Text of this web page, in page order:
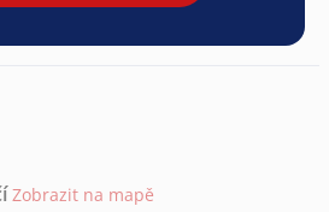
Zobrazit na mapě